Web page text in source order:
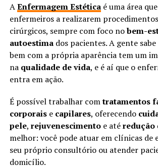
AEnfermagem Estéticaé uma área
enfermeiros a realizarem
cirúrgicos, sempre com foco nobem-
autoestimados pacientes. A gente
bem com a própria aparência tem um
na qualidade de vida, e é aí que o
entra em ação.
É possível trabalhar comtratamentos
corporaise capilares, oferecendo
pele, rejuvenescimentoe atéredução
melhor: você pode atuar em clínicas de
seu próprio consultório ou atender
domicílio.